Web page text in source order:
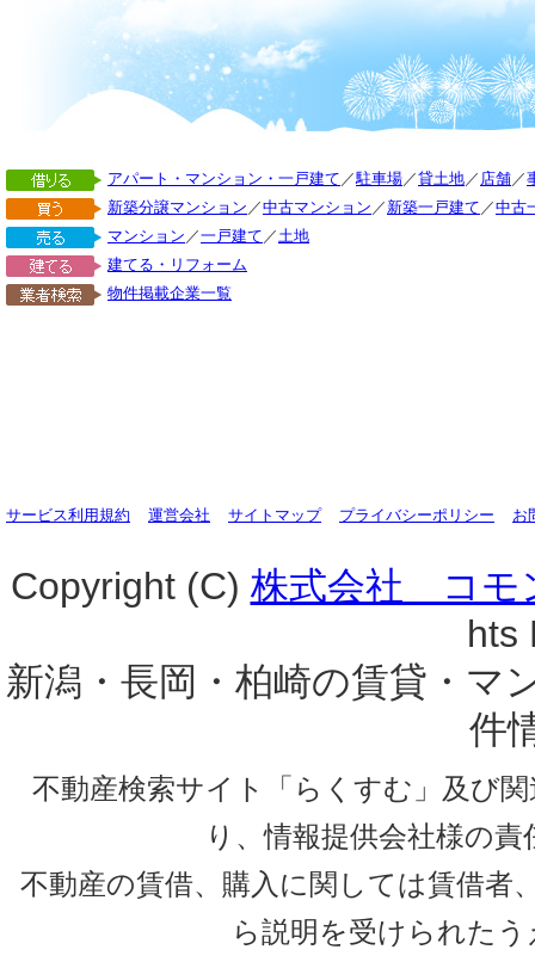
アパート・マンション・一戸建て ／駐車場／貸土地／ 店舗／
新築分譲マンション ／中古マンション ／ 新築一戸建て ／中古
マンション ／一戸建て ／土地
建てる・リフォーム
物件掲載企業一覧
サービス利用規約 運営会社 サイトマップ プライバシーポリシー お
Copyright (C) 株式会社 コモ
hts
新潟・長岡・柏崎の賃貸・マ
件
不動産検索サイト「らくすむ」及び
り、情報提供会社様の
不動産の賃借、購入に関しては賃借者
ら説明を受けられた